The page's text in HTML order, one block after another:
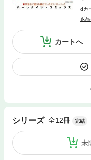
dカ
返
カートへ
シリーズ 全12冊 完結
未